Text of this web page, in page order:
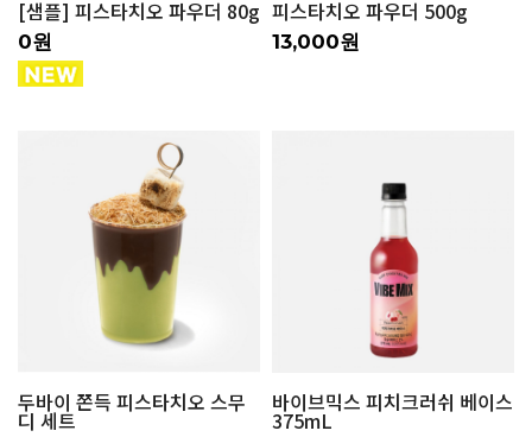
[샘플] 피스타치오 파우더 80g
0원
피스타치오 파우더 500g
13,000원
두바이 쫀득 피스타치오 스무
디 세트
바이브믹스 피치크러쉬 베이스
375mL